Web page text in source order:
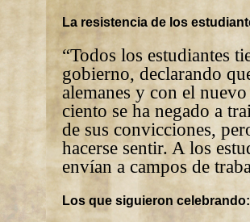
La resistencia de los
“Todos los estudiantes
gobierno, declarando
alemanes y con el
ciento se ha negado a
de sus convicciones,
hacerse sentir. A los
envían a campos de
Los que siguieron celebrando: